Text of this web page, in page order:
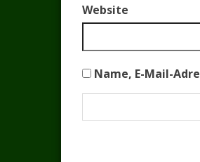
Website
Name, E-Mail-